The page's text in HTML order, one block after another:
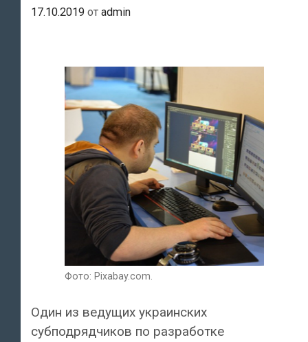
17.10.2019 от admin
Фото: Pixabay.com.
Один из ведущих украинских
субподрядчиков по разработке